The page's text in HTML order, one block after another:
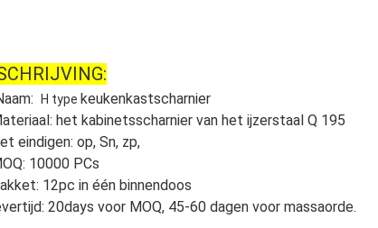
H type keukenkastscharnier
het kabinetsscharnier van het ijzerstaal Q 195
eindigen: op, Sn, zp,
10000 PCs
12pc in één binnendoos
20days voor MOQ, 45-60 dagen voor massaorde.